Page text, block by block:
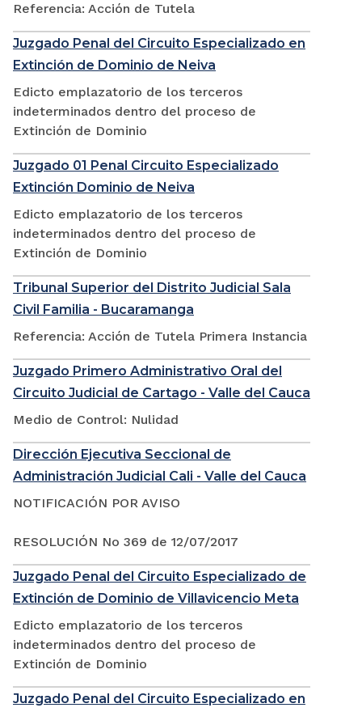
Referencia: Acción de Tutela
Juzgado Penal del Circuito Especializado en
Extinción de Dominio de Neiva
Edicto emplazatorio de los terceros
indeterminados dentro del proceso de
Extinción de Dominio
Juzgado 01 Penal Circuito Especializado
Extinción Dominio de Neiva
Edicto emplazatorio de los terceros
indeterminados dentro del proceso de
Extinción de Dominio
Tribunal Superior del Distrito Judicial Sala
Civil Familia - Bucaramanga
Referencia: Acción de Tutela Primera Instancia
Juzgado Primero Administrativo Oral del
Circuito Judicial de Cartago - Valle del Cauca
Medio de Control: Nulidad
Dirección Ejecutiva Seccional de
Administración Judicial Cali - Valle del Cauca
NOTIFICACIÓN POR AVISO
RESOLUCIÓN No 369 de 12/07/2017
Juzgado Penal del Circuito Especializado de
Extinción de Dominio de Villavicencio Meta
Edicto emplazatorio de los terceros
indeterminados dentro del proceso de
Extinción de Dominio
Juzgado Penal del Circuito Especializado en